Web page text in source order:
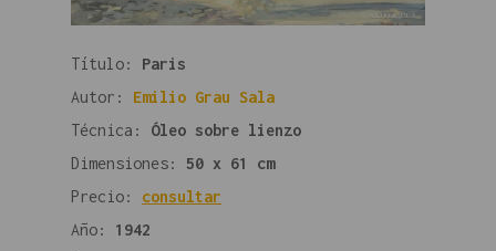
Título: Paris
Autor: Emilio Grau Sala
Técnica: Óleo sobre lienzo
Dimensiones: 50 x 61 cm
Precio: consultar
Año: 1942